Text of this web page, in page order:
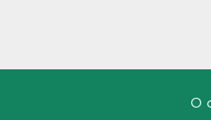
АдминистрацияО